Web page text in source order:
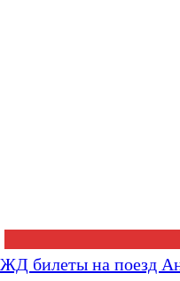
ЖД билеты на поезд